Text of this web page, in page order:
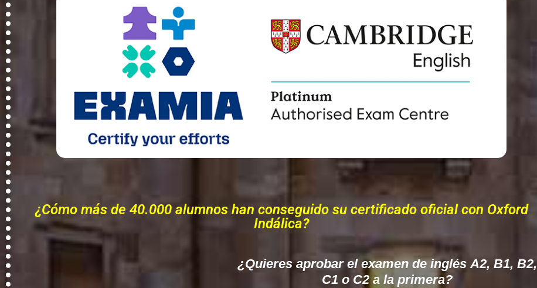
La mejor academia de inglés de Almería
¿Cómo más de 40.000 alumnos han conseguido su certificado oficial con Oxford
Indálica?
¿Quieres aprobar el examen de inglés A2, B1, B2,
C1 o C2 a la primera?